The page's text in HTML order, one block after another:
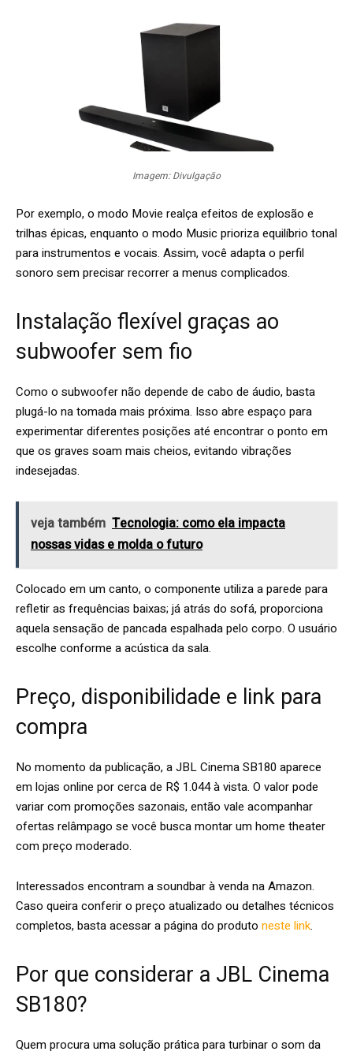
Imagem: Divulgação
Por exemplo, o modo Movie realça efeitos de explosão e
trilhas épicas, enquanto o modo Music prioriza equilíbrio tonal
para instrumentos e vocais. Assim, você adapta o perfil
sonoro sem precisar recorrer a menus complicados.
Instalação flexível graças ao
subwoofer sem fio
Como o subwoofer não depende de cabo de áudio, basta
plugá-lo na tomada mais próxima. Isso abre espaço para
experimentar diferentes posições até encontrar o ponto em
que os graves soam mais cheios, evitando vibrações
indesejadas.
veja também Tecnologia: como ela impacta
nossas vidas e molda o futuro
Colocado em um canto, o componente utiliza a parede para
refletir as frequências baixas; já atrás do sofá, proporciona
aquela sensação de pancada espalhada pelo corpo. O usuário
escolhe conforme a acústica da sala.
Preço, disponibilidade e link para
compra
No momento da publicação, a JBL Cinema SB180 aparece
em lojas online por cerca de R$ 1.044 à vista. O valor pode
variar com promoções sazonais, então vale acompanhar
ofertas relâmpago se você busca montar um home theater
com preço moderado.
Interessados encontram a soundbar à venda na Amazon.
Caso queira conferir o preço atualizado ou detalhes técnicos
completos, basta acessar a página do produto neste link.
Por que considerar a JBL Cinema
SB180?
Quem procura uma solução prática para turbinar o som da